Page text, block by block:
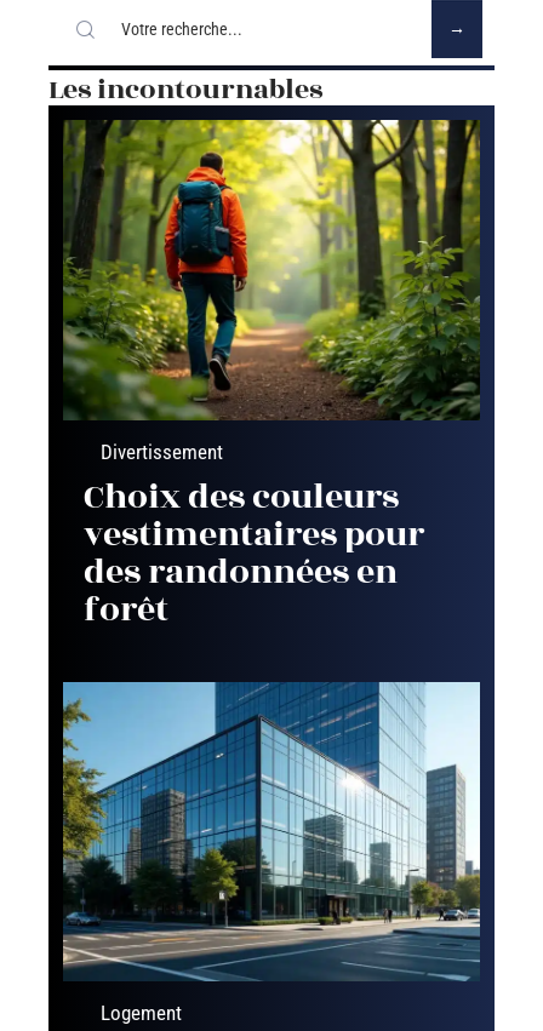
Les incontournables
Divertissement
Choix des couleurs
vestimentaires pour
des randonnées en
forêt
Logement